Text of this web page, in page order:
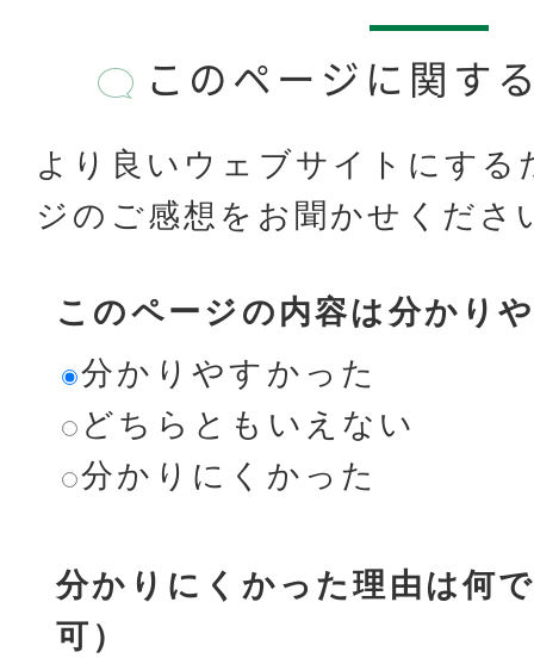
このページに関す
より良いウェブサイトにする
ジのご感想をお聞かせくださ
このページの内容は分かり
分かりやすかった
どちらともいえない
分かりにくかった
分かりにくかった理由は何
可）